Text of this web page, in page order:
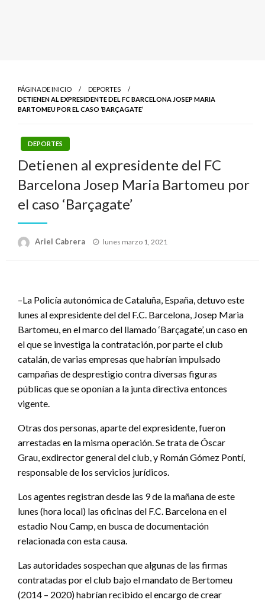
PÁGINA DE INICIO
DEPORTES
DETIENEN AL EXPRESIDENTE DEL FC BARCELONA JOSEP MARIA
BARTOMEU POR EL CASO ‘BARÇAGATE’
DEPORTES
Detienen al expresidente del FC
Barcelona Josep Maria Bartomeu por
el caso ‘Barçagate’
Ariel Cabrera
Publicado
lunes marzo 1, 2021
–La Policía autonómica de Cataluña, España, detuvo este
lunes al expresidente del del F.C. Barcelona, Josep Maria
Bartomeu, en el marco del llamado ‘Barçagate’, un caso en
el que se investiga la contratación, por parte el club
catalán, de varias empresas que habrían impulsado
campañas de desprestigio contra diversas figuras
públicas que se oponían a la junta directiva entonces
vigente.
Otras dos personas, aparte del expresidente, fueron
arrestadas en la misma operación. Se trata de Óscar
Grau, exdirector general del club, y Román Gómez Pontí,
responsable de los servicios jurídicos.
Los agentes registran desde las 9 de la mañana de este
lunes (hora local) las oficinas del F.C. Barcelona en el
estadio Nou Camp, en busca de documentación
relacionada con esta causa.
Las autoridades sospechan que algunas de las firmas
contratadas por el club bajo el mandato de Bertomeu
(2014 – 2020) habrían recibido el encargo de crear